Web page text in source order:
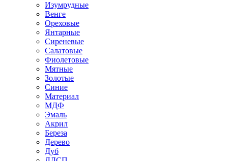
Изумрудные
Венге
Ореховые
Янтарные
Сиреневые
Салатовые
Фиолетовые
Мятные
Золотые
Синие
Материал
МДФ
Эмаль
Акрил
Береза
Дерево
Дуб